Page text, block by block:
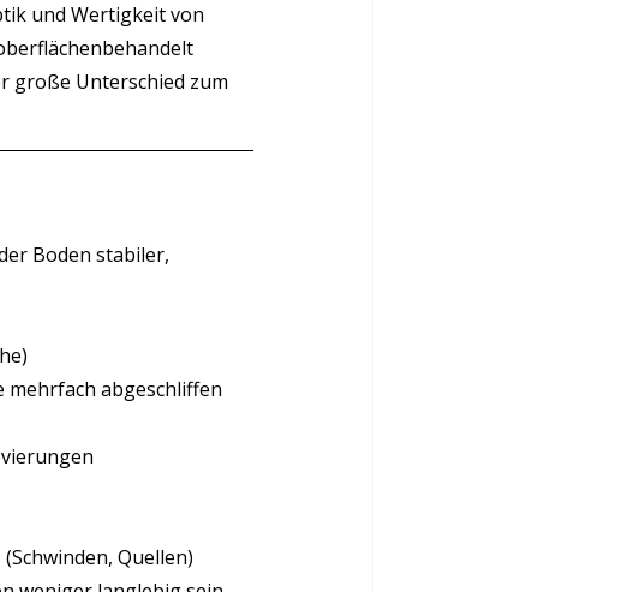
und Wertigkeit von
große Unterschied zum
Boden stabiler,
mehrfach abgeschliffen
Quellen)